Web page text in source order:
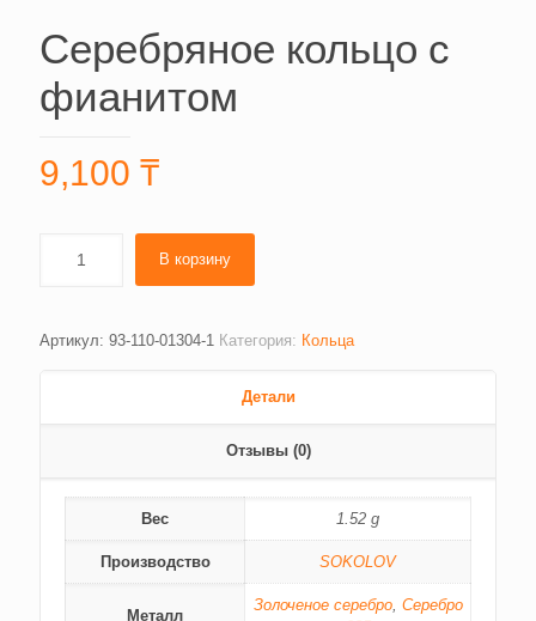
Серебряное кольцо с
фианитом
9,100 ₸
В корзину
Артикул: 93-110-01304-1 Категория: Кольца
Детали
Отзывы (0)
Вес 1.52 g
Производство SOKOLOV
Металл
Золоченое серебро, Серебро